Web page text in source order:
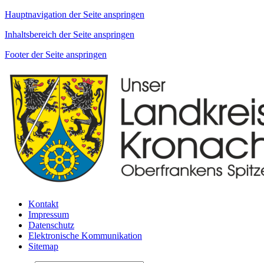
Hauptnavigation der Seite anspringen
Inhaltsbereich der Seite anspringen
Footer der Seite anspringen
Kontakt
Impressum
Datenschutz
Elektronische Kommunikation
Sitemap